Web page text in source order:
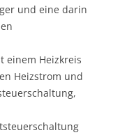
und eine darin
einem Heizkreis
Heizstrom und